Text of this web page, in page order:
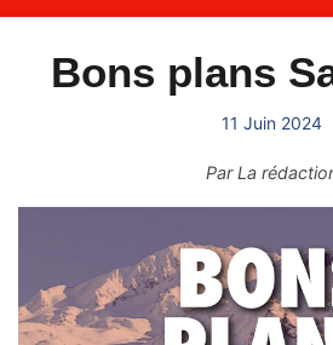
Bons plans
11 Juin 2024
ParLa